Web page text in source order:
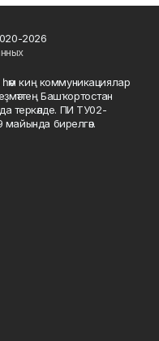
2026
һәм киң коммуникациялар
Башҡортостан
теркәлде. ПИ ТУ02-
бирелгән.